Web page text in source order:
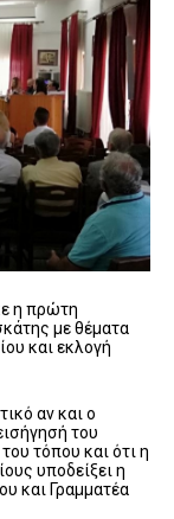
η πρώτη
με θέματα
και εκλογή
αν και ο
του
τόπου και ότι η
υποδείξει η
και Γραμματέα